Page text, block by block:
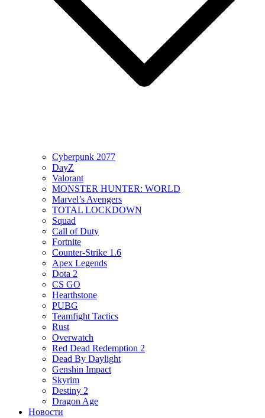
Cyberpunk 2077
DayZ
Valorant
MONSTER HUNTER: WORLD
Marvel’s Avengers
TOTAL LOCKDOWN
Squad
Call of Duty
Fortnite
Counter-Strike 1.6
Apex Legends
Dota 2
CS GO
Hearthstone
PUBG
Teamfight Tactics
Rust
Overwatch
Red Dead Redemption 2
Dead By Daylight
Genshin Impact
Skyrim
Destiny 2
Dragon Age
Новости